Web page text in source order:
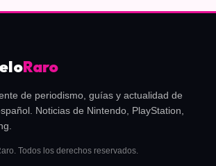
Raro
de periodismo, guías y actualidad de
Noticias de Nintendo, PlayStation,
Todos los derechos reservados.